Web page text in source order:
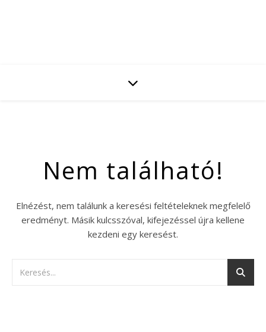
Nem található!
Elnézést, nem találunk a keresési feltételeknek megfelelő
eredményt. Másik kulcsszóval, kifejezéssel újra kellene
kezdeni egy keresést.